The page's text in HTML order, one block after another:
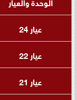
عيار 24
عيار 22
عيار 21